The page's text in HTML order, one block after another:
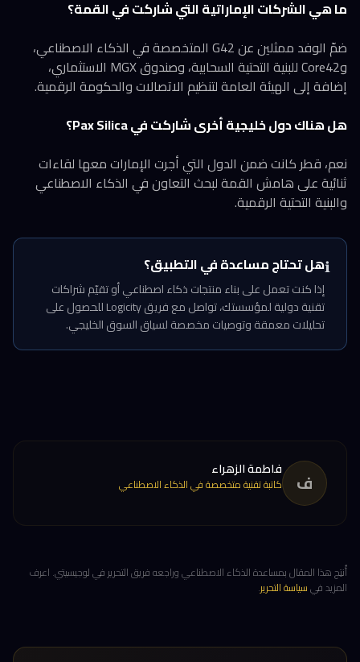
ما هي الشركات الإماراتية التي شاركت في القمة؟
ضمّ الوفد ممثلين عن G42 المتخصصة في الذكاء الاصطناعي،
وCore42 للبنية التحتية السحابية، وصندوق MGX الاستثماري،
إضافة إلى الهيئة العامة لتنظيم الاتصالات والحكومة الرقمية.
هل هناك دول خليجية أخرى شاركت في Pax Silica؟
نعم، قطر كانت ضمن الدول التي أجرت الإمارات معها لقاءات
ثنائية على هامش القمة لبحث التعاون في الذكاء الاصطناعي
والبنية التحتية الرقمية.
ℹ️هل تحتاج مساعدة في التطبيق؟
إذا كنت تعمل على بناء منتجات ذكاء اصطناعي أو تقيّم شراكات
تقنية دولية لمؤسستك، تواصل مع فريق Logicity للحصول على
تحليلات معمقة وتوصيات مخصصة لسياق السوق الخليجي.
ف فاطمة الزهراء
كاتبة تقنية متخصصة في الذكاء الاصطناعي
أُنتِج هذا المقال بمساعدة الذكاء الاصطناعي وراجعه فريق التحرير في لوجيسيتي. اعرف
المزيد فيسياسة التحرير.